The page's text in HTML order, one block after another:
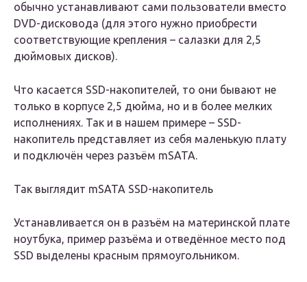
обычно устанавливают сами пользователи вместо
DVD-дисковода (для этого нужно приобрести
соответствующие крепления – салазки для 2,5
дюймовых дисков).
Что касается SSD-накопителей, то они бывают не
только в корпусе 2,5 дюйма, но и в более мелких
исполнениях. Так и в нашем примере – SSD-
накопитель представляет из себя маленькую плату
и подключён через разъём mSATA.
Так выглядит mSATA SSD-накопитель
Устанавливается он в разъём на материнской плате
ноутбука, пример разъёма и отведённое место под
SSD выделены красным прямоугольником.